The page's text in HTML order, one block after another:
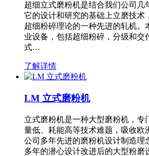
超细立式磨粉机是结合我们公司几
它的设计和研究的基础上立磨技术
超细粉碎理论的一种先进的轧机。
业设备，包括超细粉碎，分级和交
式…
了解详情
LM 立式磨粉机
立式磨粉机是一种大型磨粉机，专
量低、耗能高等技术难题，吸收欧
公司多年先进的磨粉机设计制造理
多年的潜心设计改进后的大型粉磨